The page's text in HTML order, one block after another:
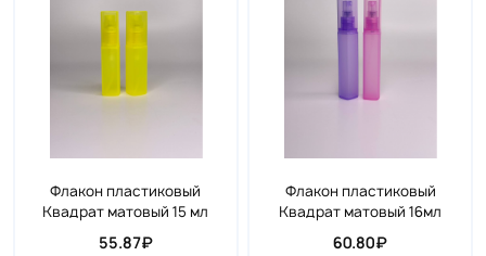
Флакон пластиковый
Квадрат матовый 15 мл
55.87₽
Флакон пластиковый
Квадрат матовый 16мл
60.80₽